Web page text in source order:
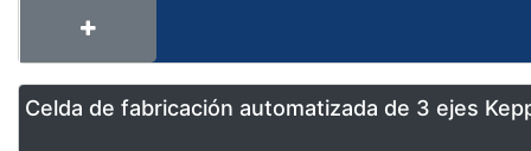
Celda de fabricación automatizada de 3 ejes